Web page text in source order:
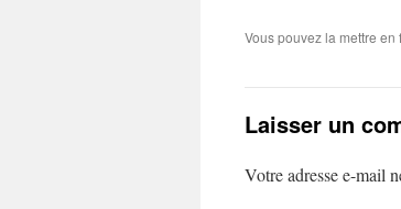
Vous pouvez la mettre en
Laisser un
Votre adresse e-mail